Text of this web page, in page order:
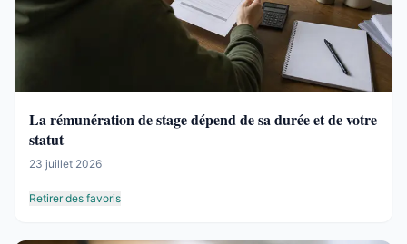
La rémunération de stage dépend de sa durée et de votre
statut
23 juillet 2026
Retirer des favoris